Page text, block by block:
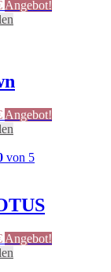
Angebot!
auf.
Optionen
können
der
werden
Angebot!
weist
auf.
Die
können
auf
von 5
Angebot!